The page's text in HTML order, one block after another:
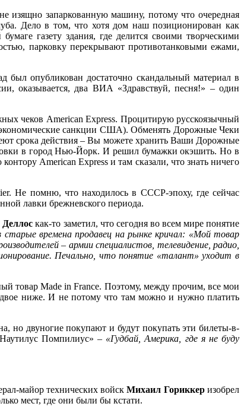
изящно запаркованную машину, потому что очередная
Дело в том, что хотя дом наш позиционирован как
газету здания, где делится своими творческими
парковку перекрывают противотанковыми ежами,
был опубликован достаточно скандальный материал в
оказывается, два ВИА «Здравствуй, песня!» – один
чеков American Express. Процитирую русскоязычный
санкции США). Обменять Дорожные Чеки
срока действия – Вы можете хранить Ваши Дорожные
в город Нью-Йорк. И решил бумажки окэшить. Но в
American Express и там сказали, что знать ничего
Не помню, что находилось в СССР-эпоху, где сейчас
лавки брежневского периода.
как-то заметил, что сегодня во всем мире понятие
старые времена продавец на рынке кричал: «Мой товар
– армии специалистов, телевидение, радио,
Печально, что понятие «талант» уходит в
товар Made in France. Поэтому, между прочим, все мои
ниже. И не потому что там можно и нужно платить
но двуногие покупают и будут покупать эти билеты-в-
Помпилиус» – «Гудбай, Америка, где я не буду
майор технических войскМихаил Гориккеризобрел
мест, где они были бы кстати.